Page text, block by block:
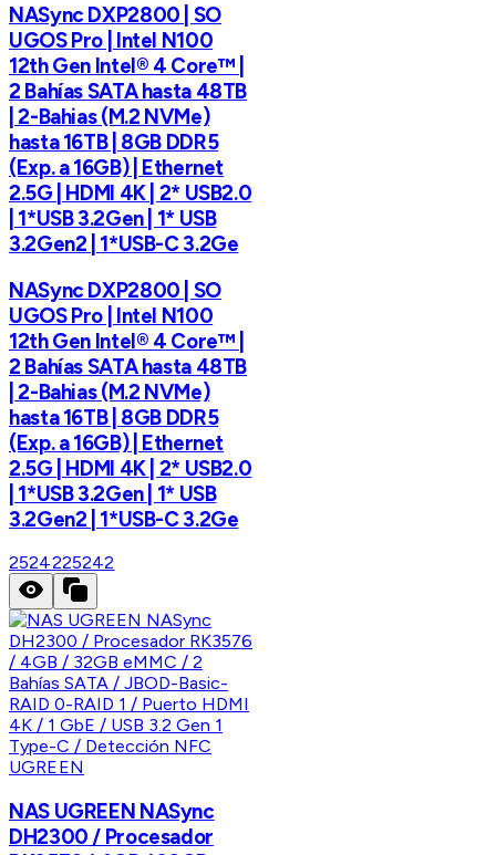
NASync DXP2800 | SO
UGOS Pro | Intel N100
12th Gen Intel® 4 Core™ |
2 Bahías SATA hasta 48TB
| 2-Bahias (M.2 NVMe)
hasta 16TB | 8GB DDR5
(Exp. a 16GB) | Ethernet
2.5G | HDMI 4K | 2* USB2.0
| 1*USB 3.2Gen | 1* USB
3.2Gen2 | 1*USB-C 3.2Ge
NASync DXP2800 | SO
UGOS Pro | Intel N100
12th Gen Intel® 4 Core™ |
2 Bahías SATA hasta 48TB
| 2-Bahias (M.2 NVMe)
hasta 16TB | 8GB DDR5
(Exp. a 16GB) | Ethernet
2.5G | HDMI 4K | 2* USB2.0
| 1*USB 3.2Gen | 1* USB
3.2Gen2 | 1*USB-C 3.2Ge
2524225242
UGREEN
NAS UGREEN NASync
DH2300 / Procesador